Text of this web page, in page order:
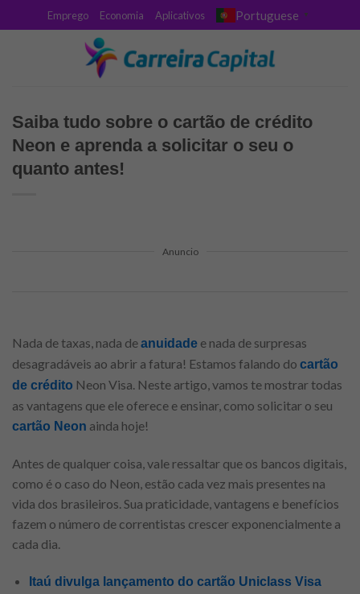
to
Emprego Economia Aplicativos Portuguese ▼
Saiba tudo sobre o cartão de crédito
Neon e aprenda a solicitar o seu o
quanto antes!
Anuncio
Nada de taxas, nada deanuidade e nada de surpresas
desagradáveis ao abrir a fatura! Estamos falando do cartão
de crédito Neon Visa. Neste artigo, vamos te mostrar todas
as vantagens que ele oferece e ensinar, como solicitar o seu
cartão Neon ainda hoje!
Antes de qualquer coisa, vale ressaltar que os bancos digitais,
como é o caso do Neon, estão cada vez mais presentes na
vida dos brasileiros. Sua praticidade, vantagens e benefícios
fazem o número de correntistas crescer exponencialmente a
cada dia.
Itaú divulga lançamento do cartão Uniclass Visa